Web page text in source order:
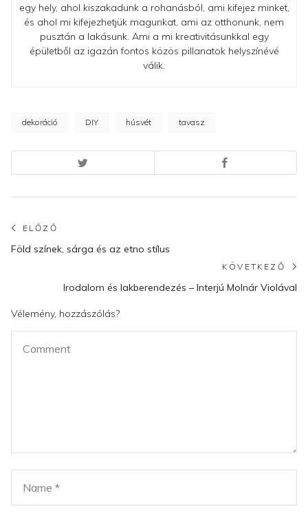
egy hely, ahol kiszakadunk a rohanásból, ami kifejez minket,
és ahol mi kifejezhetjük magunkat, ami az otthonunk, nem
pusztán a lakásunk. Ami a mi kreativitásunkkal egy
épületből az igazán fontos közös pillanatok helyszínévé
válik.
dekoráció DIY húsvét tavasz
Bejegyzés
navigáció
ELŐZŐ
Előző
Föld színek, sárga és az etno stílus
KÖVETKEZŐ
Irodalom és lakberendezés – Interjú Molnár Violával
Vélemény, hozzászólás?